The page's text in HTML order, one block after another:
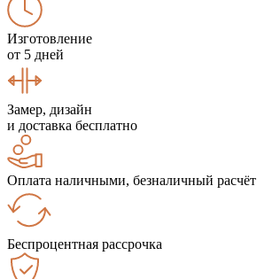
Изготовление
от 5 дней
Замер, дизайн
и доставка бесплатно
Оплата наличными, безналичный расчёт
Беспроцентная рассрочка